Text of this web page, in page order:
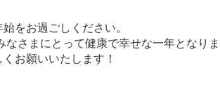
をお過ごしください。
なさまにとって健康で幸せな一年となり
お願いいたします！